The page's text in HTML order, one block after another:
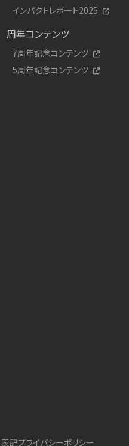
インパクトレポート2025
周年コンテンツ
7周年記念コンテンツ
5周年記念コンテンツ
記プライバシーポリシー